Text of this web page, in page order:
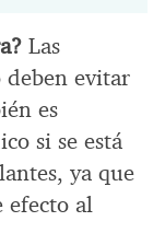
Las
deben evitar
es
si se está
ya que
efecto al